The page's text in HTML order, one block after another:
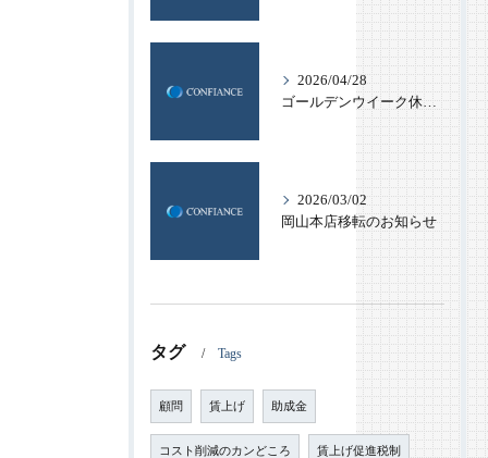
2026/04/28
ゴールデンウイーク休業のお知らせ
2026/03/02
岡山本店移転のお知らせ
タグ Tags
顧問 賃上げ 助成金
コスト削減のカンどころ 賃上げ促進税制